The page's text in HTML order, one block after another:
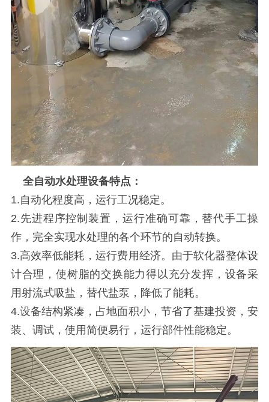
全自动水处理设备特点：
1.自动化程度高，运行工况稳定。
2.先进程序控制装置，运行准确可靠，替代手工操
作，完全实现水处理的各个环节的自动转换。
3.高效率低能耗，运行费用经济。由于软化器整体设
计合理，使树脂的交换能力得以充分发挥，设备采
用射流式吸盐，替代盐泵，降低了能耗。
4.设备结构紧凑，占地面积小，节省了基建投资，安
装、调试，使用简便易行，运行部件性能稳定。